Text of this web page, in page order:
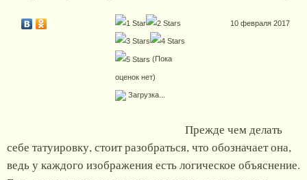
(Пока
оценок нет)
Загрузка...
10 февраля 2017
Прежде чем делать
себе татуировку, стоит разобраться, что обозначает она,
ведь у каждого изображения есть логическое объяснение.